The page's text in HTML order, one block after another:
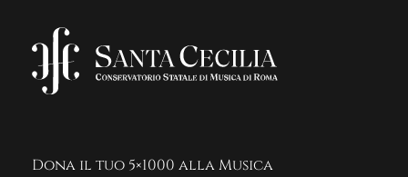
Dona il tuo 5×1000 alla Musica